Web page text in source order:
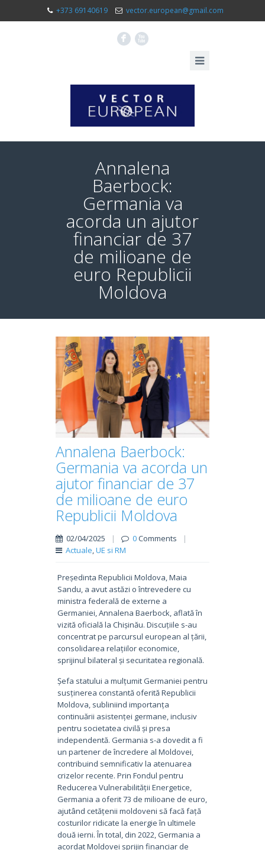
+373 69140619 vector.european@gmail.com
F X
Annalena
Baerbock:
Germania va
acorda un ajutor
financiar de 37
de milioane de
euro Republicii
Moldova
Annalena Baerbock:
Germania va acorda un
ajutor financiar de 37
de milioane de euro
Republicii Moldova
02/04/2025 | 0Comments
|
Actuale,UE si RM
Președinta Republicii Moldova, Maia
Sandu, a avut astăzi o întrevedere cu
ministra federală de externe a
Germaniei, Annalena Baerbock, aflată în
vizită oficială la Chișinău. Discuțiile s-au
concentrat pe parcursul european al țării,
consolidarea relațiilor economice,
sprijinul bilateral și securitatea regională.
Șefa statului a mulțumit Germaniei pentru
susținerea constantă oferită Republicii
Moldova, subliniind importanța
continuării asistenței germane, inclusiv
pentru societatea civilă și presa
independentă. Germania s-a dovedit a fi
un partener de încredere al Moldovei,
contribuind semnificativ la atenuarea
crizelor recente. Prin Fondul pentru
Reducerea Vulnerabilității Energetice,
Germania a oferit 73 de milioane de euro,
ajutând cetățenii moldoveni să facă față
costurilor ridicate la energie în ultimele
două ierni. În total, din 2022, Germania a
acordat Moldovei sprijin financiar de